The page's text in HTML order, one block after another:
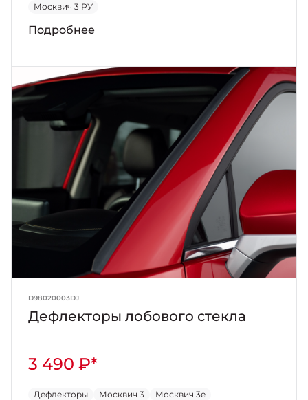
Москвич 3 РУ
Подробнее
D98020003DJ
Дефлекторы лобового стекла
3 490 ₽*
Дефлекторы Москвич 3
Москвич 3е